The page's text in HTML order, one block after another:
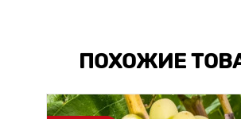
ПОХОЖИЕ